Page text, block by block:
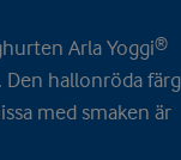
Arla Yoggi®
hallonröda
med smaken är